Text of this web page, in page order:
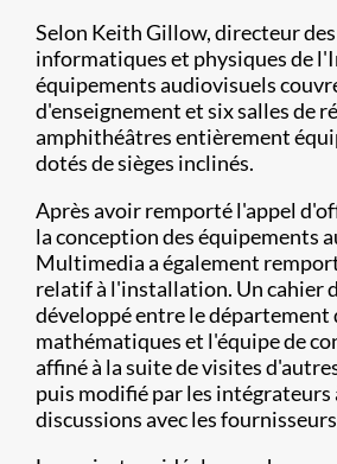
Selon Keith Gillow, directeur
informatiques et physiques de
équipements audiovisuels
d'enseignement et six salles de
amphithéâtres entièrement
dotés de sièges inclinés.
Après avoir remporté l'appel
la conception des équipements
Multimedia a également
relatif à l'installation. Un cahier
développé entre le département
mathématiques et l'équipe de
affiné à la suite de visites
puis modifié par les intégrateurs
discussions avec les